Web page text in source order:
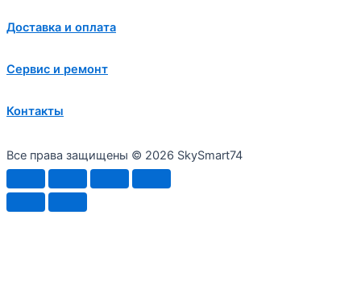
Доставка и оплата
Сервис и ремонт
Контакты
Все права защищены © 2026 SkySmart74